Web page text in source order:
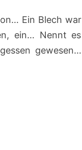
Ein Blech war
ein… Nennt es
gewesen…